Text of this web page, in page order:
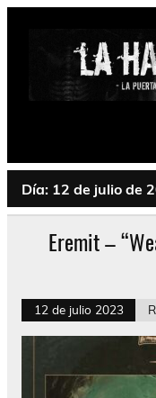
Saltar
Psychedelic,
Día: 12 de julio de
Eremit –
12 de julio 2023